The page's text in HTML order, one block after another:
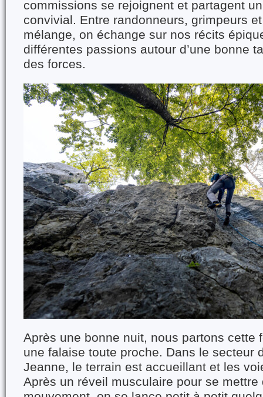
commissions se rejoignent et partagent
convivial. Entre randonneurs, grimpeurs
mélange, on échange sur nos récits
différentes passions autour d’une bonne
des forces.
Après une bonne nuit, nous partons cette
une falaise toute proche. Dans le secteur
Jeanne, le terrain est accueillant et les
Après un réveil musculaire pour se mettre